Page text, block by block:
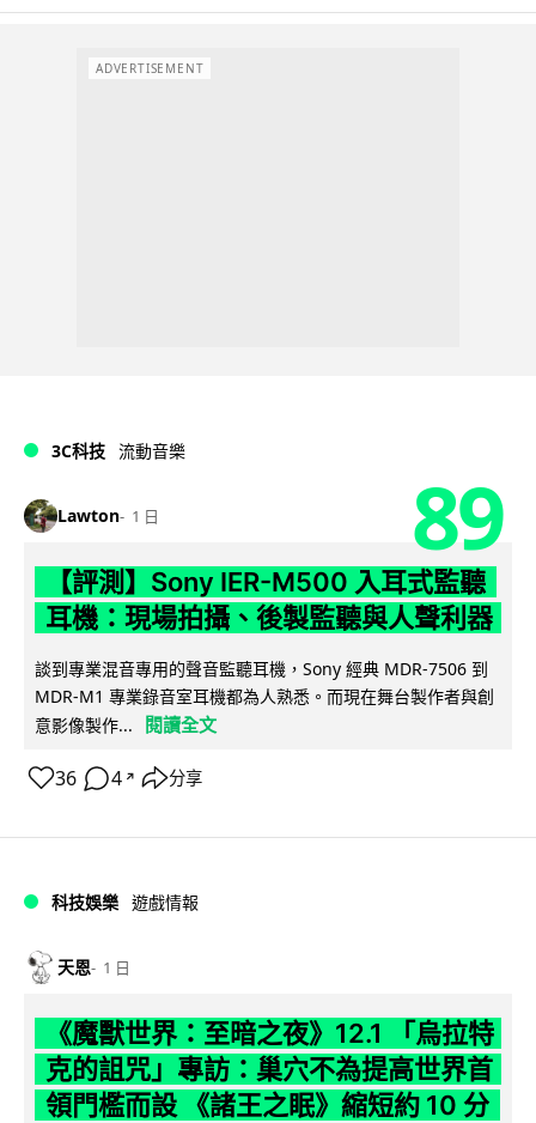
ADVERTISEMENT
3C科技 流動音樂
Lawton 1 日 89
【評測】Sony IER-M500 入耳式監聽
耳機：現場拍攝、後製監聽與人聲利器
談到專業混音專用的聲音監聽耳機，Sony 經典 MDR-7506 到
MDR-M1 專業錄音室耳機都為人熟悉。而現在舞台製作者與創
意影像製作...
閱讀全文
36 4 ↗ 分享
科技娛樂 遊戲情報
天恩 1 日
《魔獸世界：至暗之夜》12.1 「烏拉特
克的詛咒」專訪：巢穴不為提高世界首
領門檻而設 《諸王之眠》縮短約 10 分